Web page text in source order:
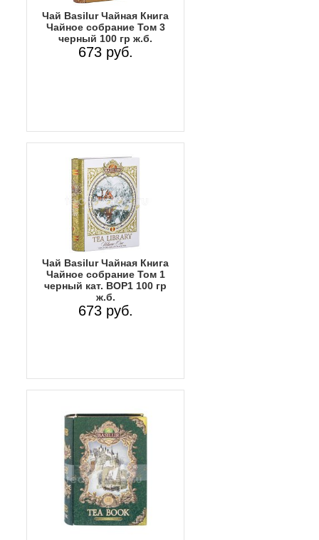
Чай Basilur Чайная Книга
Чайное собрание Том 3
черный 100 гр ж.б.
673 руб.
Чай Basilur Чайная Книга
Чайное собрание Том 1
черный кат. BOP1 100 гр
ж.б.
673 руб.